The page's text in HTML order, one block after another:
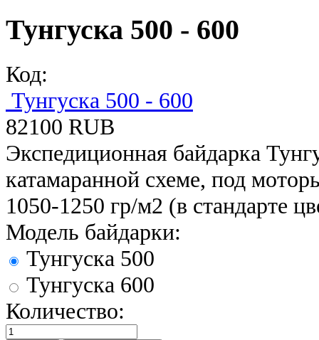
Тунгуска 500 - 600
Код:
Тунгуска 500 - 600
82100 RUB
Экспедиционная байдарка
катамаранной схеме, под
1050-1250 гр/м2 (в стандарте
Модель байдарки:
Тунгуска 500
Тунгуска 600
Количество: